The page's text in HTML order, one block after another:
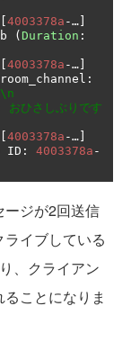
4003378a -…]
( Duration :
4003378a -…]
:
さしぶりです
4003378a -…]
ID : 4003378a -
ジが2回送信
イブしている
、クライアン
ことになりま